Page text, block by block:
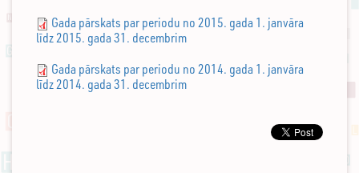
Gada pārskats par periodu no 2015. gada 1. janvāra
līdz 2015. gada 31. decembrim
Gada pārskats par periodu no 2014. gada 1. janvāra
līdz 2014. gada 31. decembrim